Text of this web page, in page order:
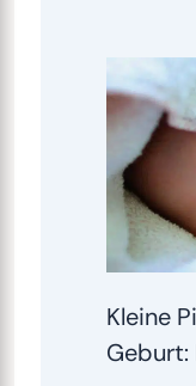
Kleine
Geburt: